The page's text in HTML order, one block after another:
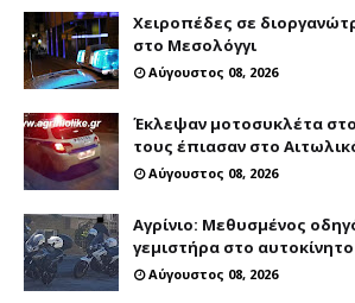
Χειροπέδες σε
στο Μεσολόγγι
Αύγουστος 08, 2026
Έκλεψαν μοτοσυκλέτα
τους έπιασαν στο
Αύγουστος 08, 2026
Αγρίνιο: Μεθυσμένος
γεμιστήρα στο αυτοκίνητο
Αύγουστος 08, 2026